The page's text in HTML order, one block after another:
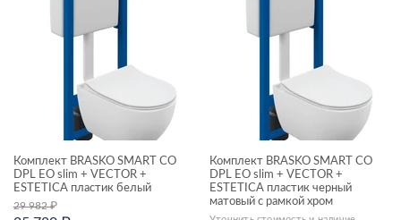
душевая система
зеркала
зеркала-шкафчики
инсталляции
кнопки для инсталляций
ГАБАРИТЫ
Ширина, см
Комплект BRASKO SMART CO
DPL EO slim + VECTOR +
ESTETICA пластик белый
29 982₽
Комплект BRASKO SMART CO
DPL EO slim + VECTOR +
ESTETICA пластик черный
матовый с рамкой хром